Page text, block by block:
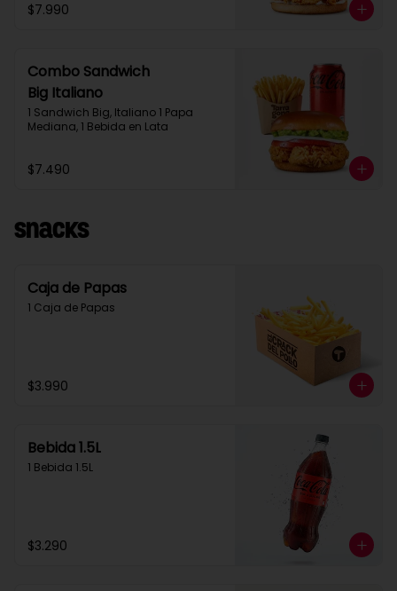
$7.990
Combo Sandwich
Big Italiano
1 Sandwich Big, Italiano 1 Papa
Mediana, 1 Bebida en Lata
$7.490
Snacks
Caja de Papas
1 Caja de Papas
$3.990
Bebida 1.5L
1 Bebida 1.5L
$3.290